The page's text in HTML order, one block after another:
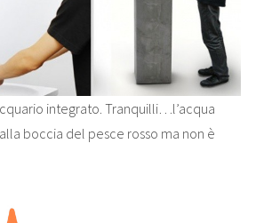
integrato. Tranquilli…l’acqua
boccia del pesce rosso ma non è